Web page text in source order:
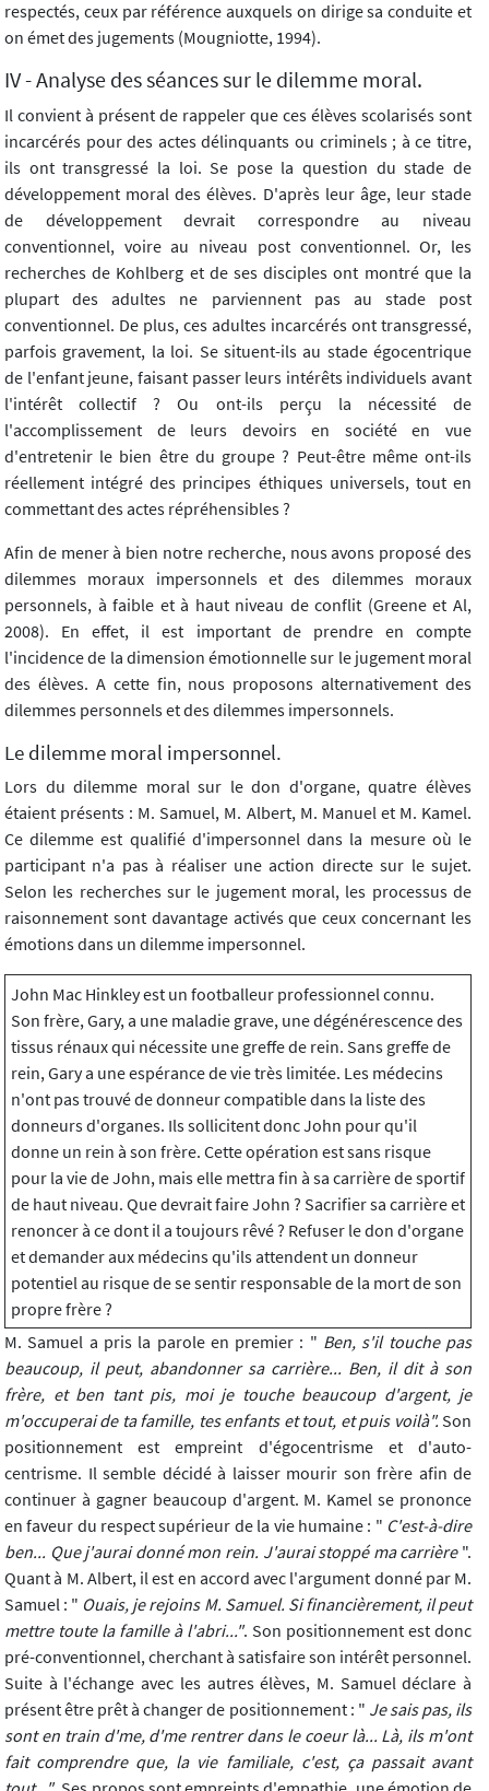
respectés, ceux par référence auxquels on dirige sa conduite et
on émet des jugements (Mougniotte, 1994).
IV - Analyse des séances sur le dilemme moral.
Il convient à présent de rappeler que ces élèves scolarisés sont
incarcérés pour des actes délinquants ou criminels ; à ce titre,
ils ont transgressé la loi. Se pose la question du stade de
développement moral des élèves. D'après leur âge, leur stade
de développement devrait correspondre au niveau
conventionnel, voire au niveau post conventionnel. Or, les
recherches de Kohlberg et de ses disciples ont montré que la
plupart des adultes ne parviennent pas au stade post
conventionnel. De plus, ces adultes incarcérés ont transgressé,
parfois gravement, la loi. Se situent-ils au stade égocentrique
de l'enfant jeune, faisant passer leurs intérêts individuels avant
l'intérêt collectif ? Ou ont-ils perçu la nécessité de
l'accomplissement de leurs devoirs en société en vue
d'entretenir le bien être du groupe ? Peut-être même ont-ils
réellement intégré des principes éthiques universels, tout en
commettant des actes répréhensibles ?
Afin de mener à bien notre recherche, nous avons proposé des
dilemmes moraux impersonnels et des dilemmes moraux
personnels, à faible et à haut niveau de conflit (Greene et Al,
2008). En effet, il est important de prendre en compte
l'incidence de la dimension émotionnelle sur le jugement moral
des élèves. A cette fin, nous proposons alternativement des
dilemmes personnels et des dilemmes impersonnels.
Le dilemme moral impersonnel.
Lors du dilemme moral sur le don d'organe, quatre élèves
étaient présents : M. Samuel, M. Albert, M. Manuel et M. Kamel.
Ce dilemme est qualifié d'impersonnel dans la mesure où le
participant n'a pas à réaliser une action directe sur le sujet.
Selon les recherches sur le jugement moral, les processus de
raisonnement sont davantage activés que ceux concernant les
émotions dans un dilemme impersonnel.
John Mac Hinkley est un footballeur professionnel connu.
Son frère, Gary, a une maladie grave, une dégénérescence des
tissus rénaux qui nécessite une greffe de rein. Sans greffe de
rein, Gary a une espérance de vie très limitée. Les médecins
n'ont pas trouvé de donneur compatible dans la liste des
donneurs d'organes. Ils sollicitent donc John pour qu'il
donne un rein à son frère. Cette opération est sans risque
pour la vie de John, mais elle mettra fin à sa carrière de sportif
de haut niveau. Que devrait faire John ? Sacrifier sa carrière et
renoncer à ce dont il a toujours rêvé ? Refuser le don d'organe
et demander aux médecins qu'ils attendent un donneur
potentiel au risque de se sentir responsable de la mort de son
propre frère ?
M. Samuel a pris la parole en premier : " Ben, s'il touche pas
beaucoup, il peut, abandonner sa carrière... Ben, il dit à son
frère, et ben tant pis, moi je touche beaucoup d'argent, je
m'occuperai de ta famille, tes enfants et tout, et puis voilà".Son
positionnement est empreint d'égocentrisme et d'auto-
centrisme. Il semble décidé à laisser mourir son frère afin de
continuer à gagner beaucoup d'argent. M. Kamel se prononce
en faveur du respect supérieur de la vie humaine : " C'est-à-dire
ben... Que j'aurai donné mon rein. J'aurai stoppé ma carrière ".
Quant à M. Albert, il est en accord avec l'argument donné par M.
Samuel : " Ouais, je rejoins M. Samuel. Si financièrement, il peut
mettre toute la famille à l'abri...". Son positionnement est donc
pré-conventionnel, cherchant à satisfaire son intérêt personnel.
Suite à l'échange avec les autres élèves, M. Samuel déclare à
présent être prêt à changer de positionnement : " Je sais pas, ils
sont en train d'me, d'me rentrer dans le coeur là... Là, ils m'ont
fait comprendre que, la vie familiale, c'est, ça passait avant